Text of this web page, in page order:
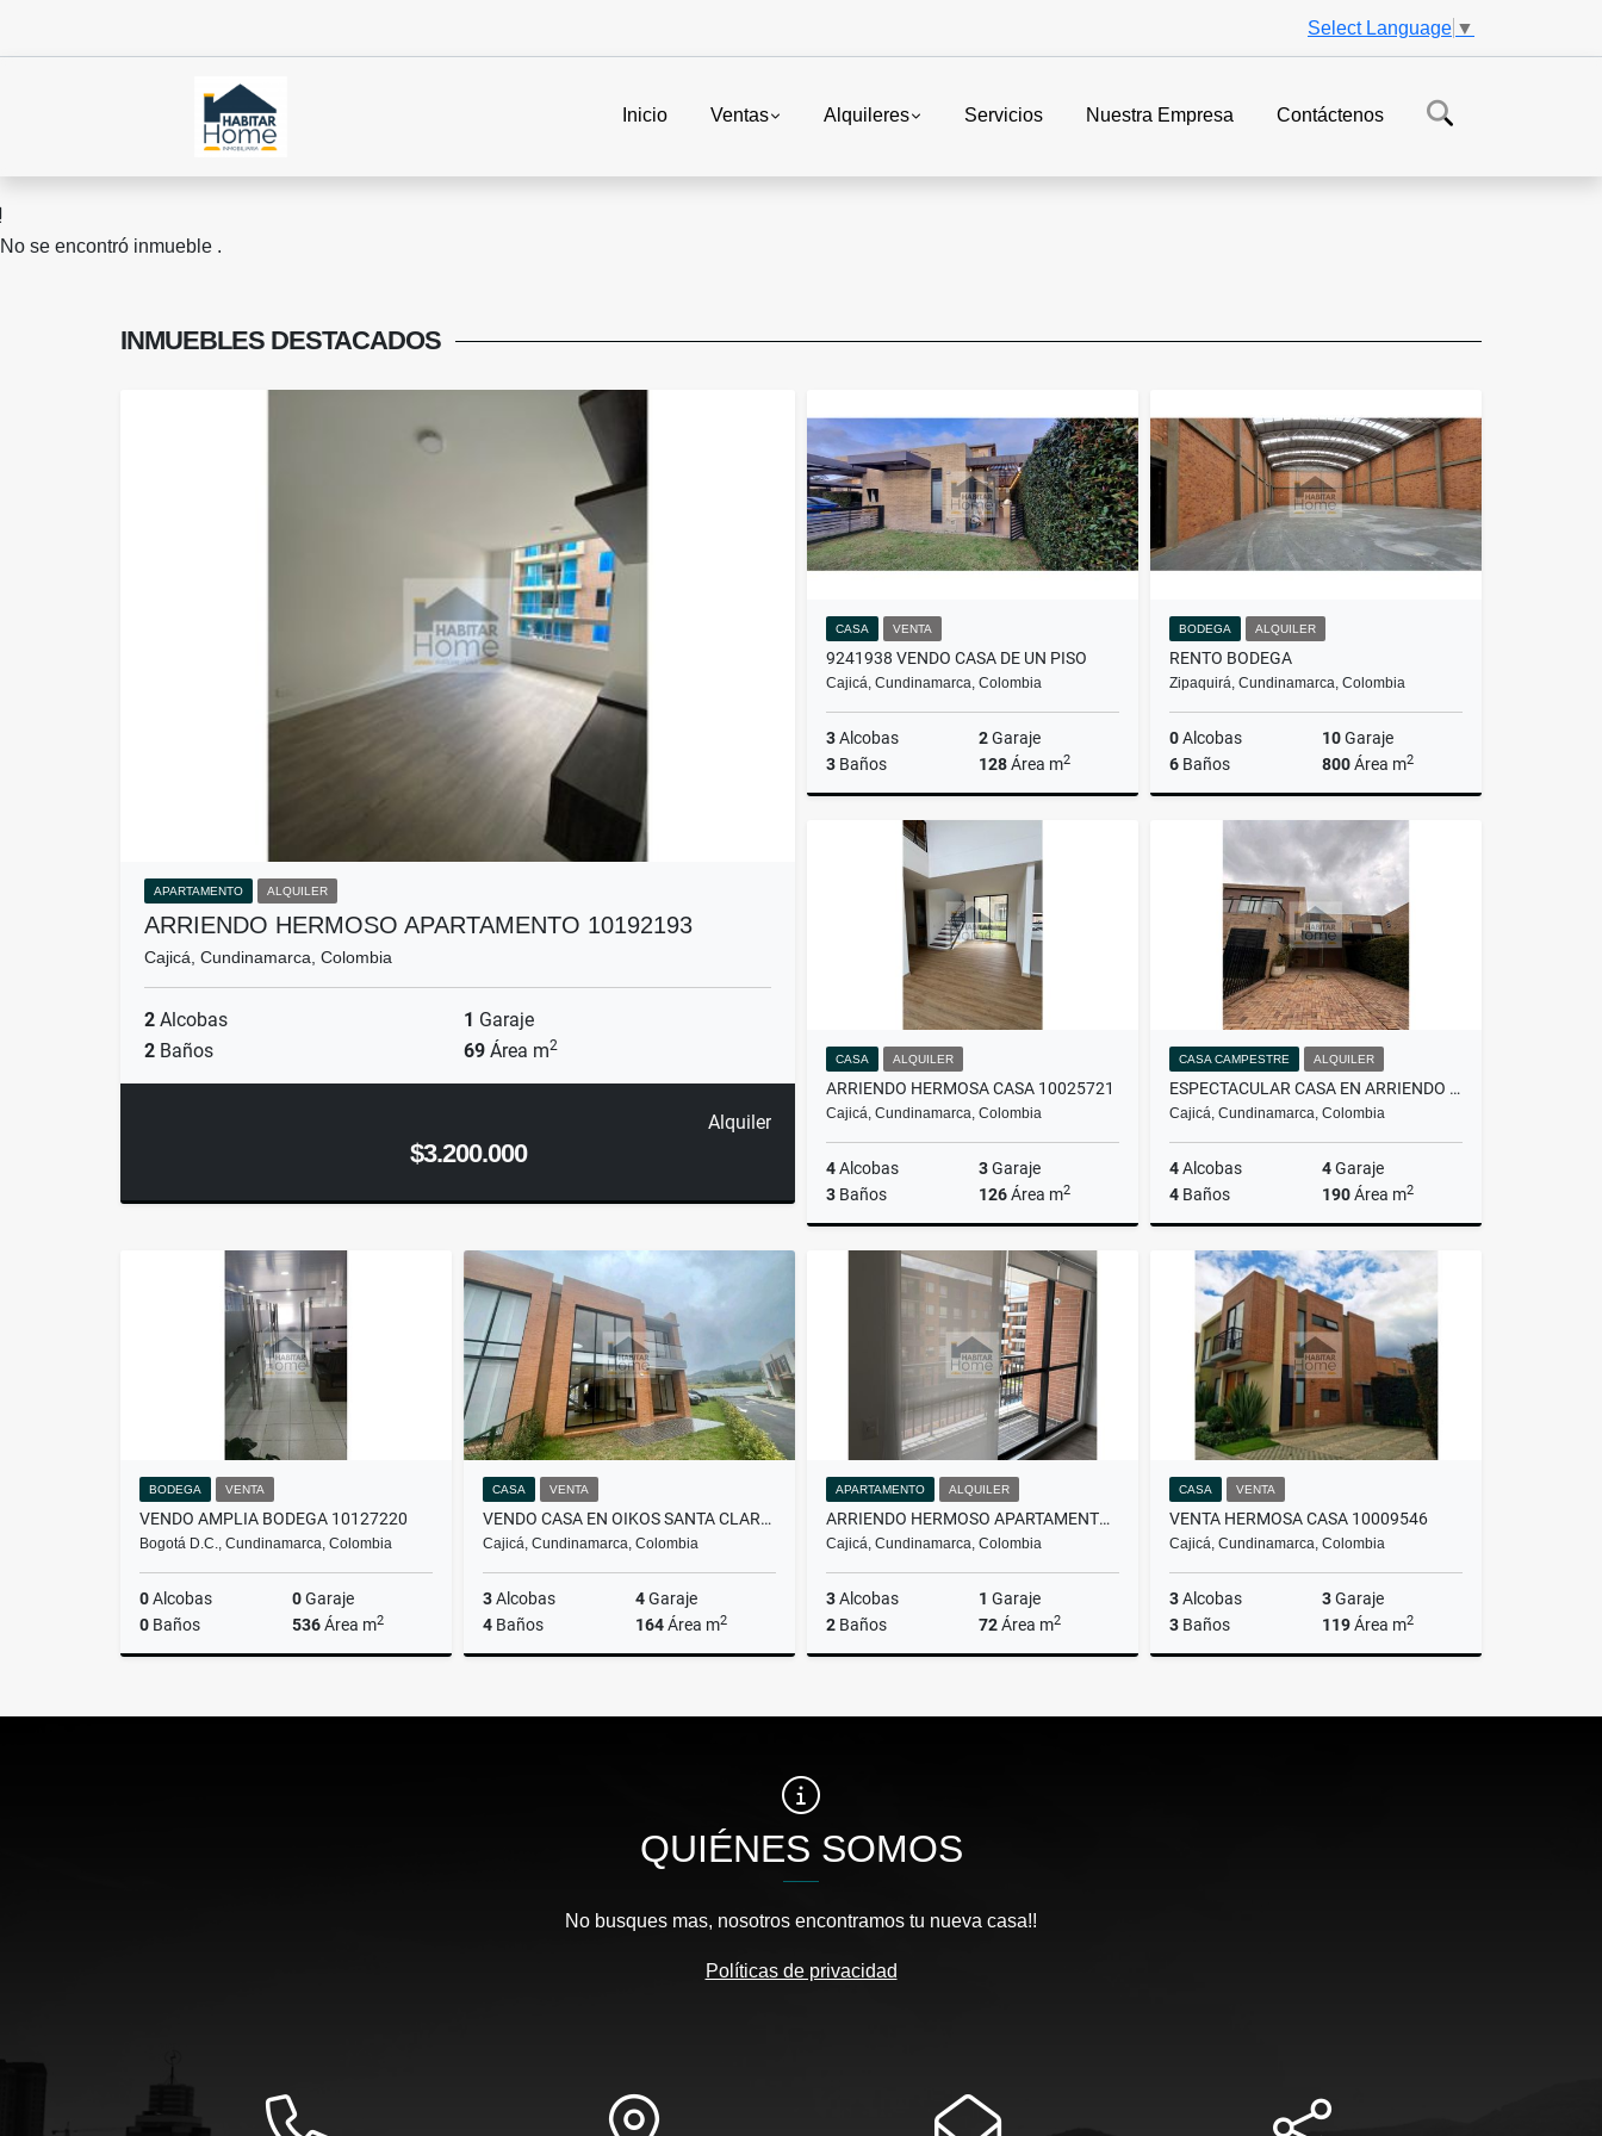
Select Language ▼
Inicio Ventas Alquileres Servicios Nuestra Empresa Contáctenos
No se encontró inmueble .
INMUEBLES DESTACADOS
APARTAMENTO ALQUILER
ARRIENDO HERMOSO APARTAMENTO 10192193
Cajicá, Cundinamarca, Colombia
2 Alcobas 1 Garaje
2 Baños 69 Área m2
Alquiler
$3.200.000
CASA VENTA
9241938 VENDO CASA DE UN PISO
Cajicá, Cundinamarca, Colombia
3Alcobas 2Garaje
3 Baños 128Área m2
BODEGA ALQUILER
RENTO BODEGA
Zipaquirá, Cundinamarca, Colombia
0Alcobas 10Garaje
6 Baños 800Área m2
Alquiler
$18.000.000
CASA ALQUILER
ARRIENDO HERMOSA CASA 10025721
Cajicá, Cundinamarca, Colombia
4Alcobas 3Garaje
3 Baños 126Área m2
Alquiler
$5.780.000
CASA CAMPESTRE ALQUILER
ESPECTACULAR CASA EN ARRIENDO UBICADA EN CAJICA
Cajicá, Cundinamarca, Colombia
4Alcobas 4Garaje
4 Baños 190Área m2
Alquiler
$5.200.000
BODEGA VENTA
VENDO AMPLIA BODEGA 10127220
Bogotá D.C., Cundinamarca, Colombia
0Alcobas 0Garaje
0 Baños 536Área m2
$2.500.000.000
CASA VENTA
VENDO CASA EN OIKOS SANTA CLARA PARA ESTRENAR!!
Cajicá, Cundinamarca, Colombia
3Alcobas 4Garaje
4 Baños 164Área m2
$1.250.000.000
APARTAMENTO ALQUILER
ARRIENDO HERMOSO APARTAMENTO 10035014
Cajicá, Cundinamarca, Colombia
3Alcobas 1 Garaje
2 Baños 72Área m2
$2.400.000
CASA VENTA
VENTA HERMOSA CASA 10009546
Cajicá, Cundinamarca, Colombia
3Alcobas 3Garaje
3 Baños 119Área m2
$1.100.000.000
QUIÉNES SOMOS
No busques mas, nosotros encontramos tu nueva casa!!
Políticas de privacidad